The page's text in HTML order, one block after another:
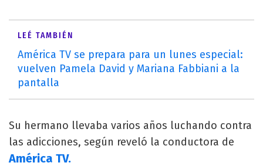
LEÉ TAMBIÉN
América TV se prepara para un lunes especial:
vuelven Pamela David y Mariana Fabbiani a la
pantalla
Su hermano llevaba varios años luchando contra
las adicciones, según reveló la conductora de
América TV.